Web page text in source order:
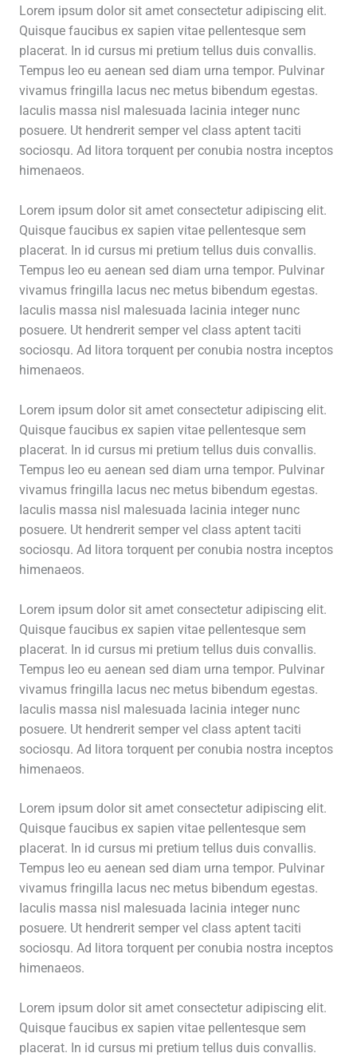
Lorem ipsum dolor sit amet consectetur adipiscing elit.
Quisque faucibus ex sapien vitae pellentesque sem
placerat. In id cursus mi pretium tellus duis convallis.
Tempus leo eu aenean sed diam urna tempor. Pulvinar
vivamus fringilla lacus nec metus bibendum egestas.
Iaculis massa nisl malesuada lacinia integer nunc
posuere. Ut hendrerit semper vel class aptent taciti
sociosqu. Ad litora torquent per conubia nostra inceptos
himenaeos.
Lorem ipsum dolor sit amet consectetur adipiscing elit.
Quisque faucibus ex sapien vitae pellentesque sem
placerat. In id cursus mi pretium tellus duis convallis.
Tempus leo eu aenean sed diam urna tempor. Pulvinar
vivamus fringilla lacus nec metus bibendum egestas.
Iaculis massa nisl malesuada lacinia integer nunc
posuere. Ut hendrerit semper vel class aptent taciti
sociosqu. Ad litora torquent per conubia nostra inceptos
himenaeos.
Lorem ipsum dolor sit amet consectetur adipiscing elit.
Quisque faucibus ex sapien vitae pellentesque sem
placerat. In id cursus mi pretium tellus duis convallis.
Tempus leo eu aenean sed diam urna tempor. Pulvinar
vivamus fringilla lacus nec metus bibendum egestas.
Iaculis massa nisl malesuada lacinia integer nunc
posuere. Ut hendrerit semper vel class aptent taciti
sociosqu. Ad litora torquent per conubia nostra inceptos
himenaeos.
Lorem ipsum dolor sit amet consectetur adipiscing elit.
Quisque faucibus ex sapien vitae pellentesque sem
placerat. In id cursus mi pretium tellus duis convallis.
Tempus leo eu aenean sed diam urna tempor. Pulvinar
vivamus fringilla lacus nec metus bibendum egestas.
Iaculis massa nisl malesuada lacinia integer nunc
posuere. Ut hendrerit semper vel class aptent taciti
sociosqu. Ad litora torquent per conubia nostra inceptos
himenaeos.
Lorem ipsum dolor sit amet consectetur adipiscing elit.
Quisque faucibus ex sapien vitae pellentesque sem
placerat. In id cursus mi pretium tellus duis convallis.
Tempus leo eu aenean sed diam urna tempor. Pulvinar
vivamus fringilla lacus nec metus bibendum egestas.
Iaculis massa nisl malesuada lacinia integer nunc
posuere. Ut hendrerit semper vel class aptent taciti
sociosqu. Ad litora torquent per conubia nostra inceptos
himenaeos.
Lorem ipsum dolor sit amet consectetur adipiscing elit.
Quisque faucibus ex sapien vitae pellentesque sem
placerat. In id cursus mi pretium tellus duis convallis.